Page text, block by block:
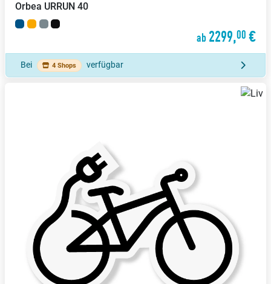
Orbea URRUN 40
ab 2299,00 €
Bei 4 Shops verfügbar